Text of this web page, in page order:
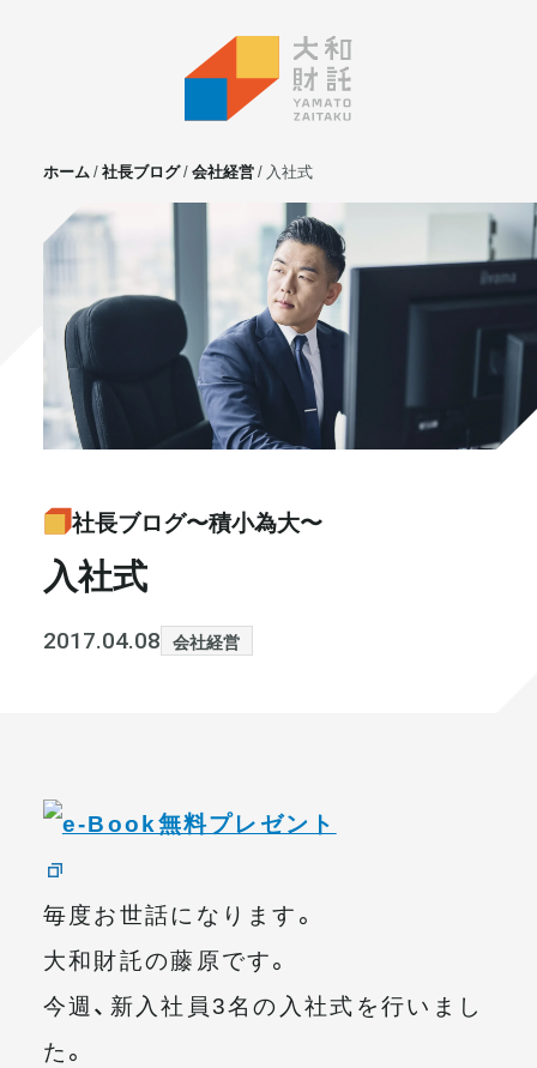
不動産投資
⼟地活⽤
マンション管理
賃貸管理
実需用戸建・マンション
ホテル事業
お客様の声
書籍・メディア
セミナー
会社情報
プライベート相談
まずは無料で相談
ホーム 社長ブログ 会社経営 入社式
社長ブログ〜積小為大〜
入社式
2017.04.08 会社経営
毎度お世話になります。
大和財託の藤原です。
今週、新入社員3名の入社式を行いまし
た。